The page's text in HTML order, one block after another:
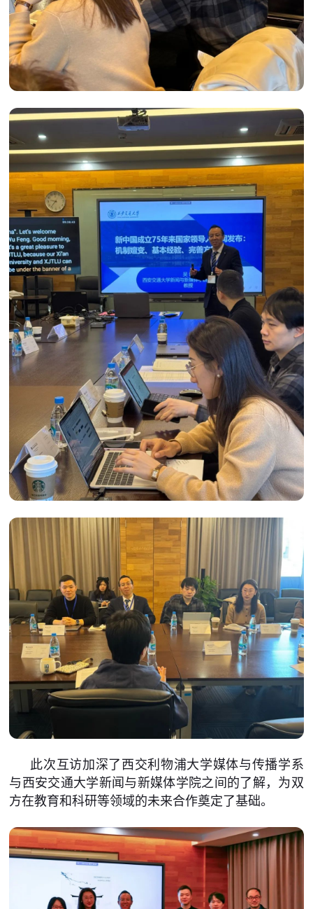
此次互访加深了西交利物浦大学媒体与传播学系
与西安交通大学新闻与新媒体学院之间的了解，为双
方在教育和科研等领域的未来合作奠定了基础。